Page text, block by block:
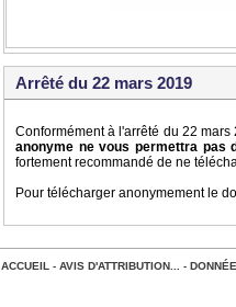
Arrêté du 22 mars 2019
Conformément à l'arrêté du 22
anonyme ne vous permettra pas
fortement recommandé de ne
Pour télécharger anonymement le
ACCUEIL - AVIS D'ATTRIBUTION... -